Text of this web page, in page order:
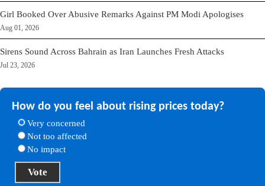
Girl Booked Over Abusive Remarks Against PM Modi Apologises
Aug 01, 2026
Sirens Sound Across Bahrain as Iran Launches Fresh Attacks
Jul 23, 2026
How do you feel about rising prices today?
Very concerned
Not too affected
No impact